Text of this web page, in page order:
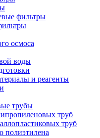
фильтры
осмоса
воды
и реагенты
трубы
труб
труб
полиэтилена